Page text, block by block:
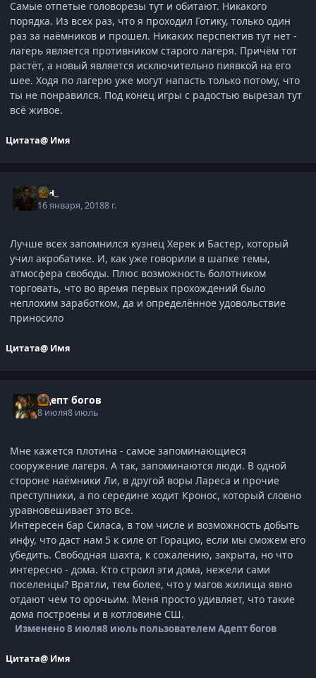
Самые отпетые головорезы тут и обитают. Никакого
порядка. Из всех раз, что я проходил Готику, только один
раз за наёмников и прошел. Никаких перспектив тут нет -
лагерь является противником старого лагеря. Причём тот
растёт, а новый является исключительно пиявкой на его
шее. Ходя по лагерю уже могут напасть только потому, что
ты не понравился. Под конец игры с радостью вырезал тут
всё живое.
Цитата@ Имя
_Ян_
16 января, 20188 г.
Лучше всех запомнился кузнец Херек и Бастер, который
учил акробатике. И, как уже говорили в шапке темы,
атмосфера свободы. Плюс возможность болотником
торговать, что во время первых прохождений было
неплохим заработком, да и определённое удовольствие
приносило
Цитата@ Имя
Адепт богов
8 июля8 июль
Мне кажется плотина - самое запоминающиеся
сооружение лагеря. А так, запоминаются люди. В одной
стороне наёмники Ли, в другой воры Лареса и прочие
преступники, а по середине ходит Кронос, который словно
уравновешивает это все.
Интересен бар Силаса, в том числе и возможность добыть
инфу, что даст нам 5 к силе от Горацио, если мы сможем его
убедить. Свободная шахта, к сожалению, закрыта, но что
интересно - дома. Кто строил эти дома, нежели сами
поселенцы? Врятли, тем более, что у магов жилища явно
отдают чем то орочьим. Меня просто удивляет, что такие
дома построены и в котловине СШ.
Изменено8 июля8 июльпользователем Адепт богов
Цитата@ Имя